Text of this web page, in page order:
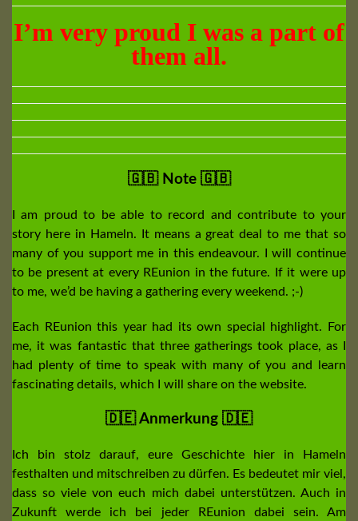
I’m very proud I was a part of
them all.
🇬🇧 Note 🇬🇧
I am proud to be able to record and contribute to your
story here in Hameln. It means a great deal to me that so
many of you support me in this endeavour. I will continue
to be present at every REunion in the future. If it were up
to me, we’d be having a gathering every weekend. ;-)
Each REunion this year had its own special highlight. For
me, it was fantastic that three gatherings took place, as I
had plenty of time to speak with many of you and learn
fascinating details, which I will share on the website.
🇩🇪 Anmerkung 🇩🇪
Ich bin stolz darauf, eure Geschichte hier in Hameln
festhalten und mitschreiben zu dürfen. Es bedeutet mir viel,
dass so viele von euch mich dabei unterstützen. Auch in
Zukunft werde ich bei jeder REunion dabei sein. Am